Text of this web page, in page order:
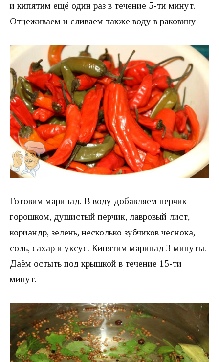
и кипятим ещё один раз в течение 5-ти минут.
Отцеживаем и сливаем также воду в раковину.
Готовим маринад. В воду добавляем перчик
горошком, душистый перчик, лавровый лист,
кориандр, зелень, несколько зубчиков чеснока,
соль, сахар и уксус. Кипятим маринад 3 минуты.
Даём остыть под крышкой в течение 15-ти
минут.